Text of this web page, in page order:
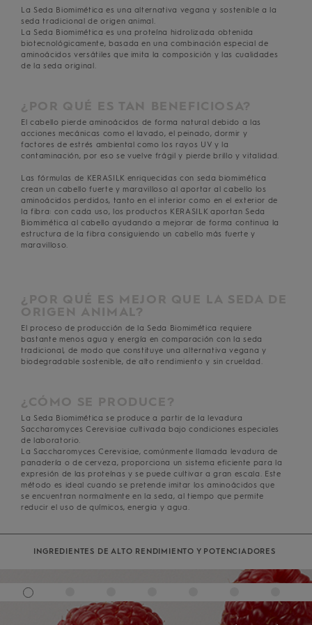
La Seda Biomimética es una alternativa vegana y sostenible a la
seda tradicional de origen animal.
La Seda Biomimética es una proteína hidrolizada obtenida
biotecnológicamente, basada en una combinación especial de
aminoácidos versátiles que imita la composición y las cualidades
de la seda original.
¿POR QUÉ ES TAN BENEFICIOSA?
El cabello pierde aminoácidos de forma natural debido a las
acciones mecánicas como el lavado, el peinado, dormir y
factores de estrés ambiental como los rayos UV y la
contaminación, por eso se vuelve frágil y pierde brillo y vitalidad.
Las fórmulas de KERASILK enriquecidas con seda biomimética
crean un cabello fuerte y maravilloso al aportar al cabello los
aminoácidos perdidos, tanto en el interior como en el exterior de
la fibra: con cada uso, los productos KERASILK aportan Seda
Biomimética al cabello ayudando a mejorar de forma continua la
estructura de la fibra consiguiendo un cabello más fuerte y
maravilloso.
¿POR QUÉ ES MEJOR QUE LA SEDA DE
ORIGEN ANIMAL?
El proceso de producción de la Seda Biomimética requiere
bastante menos agua y energía en comparación con la seda
tradicional, de modo que constituye una alternativa vegana y
biodegradable sostenible, de alto rendimiento y sin crueldad.
¿CÓMO SE PRODUCE?
La Seda Biomimética se produce a partir de la levadura
Saccharomyces Cerevisiae cultivada bajo condiciones especiales
de laboratorio.
La Saccharomyces Cerevisiae, comúnmente llamada levadura de
panadería o de cerveza, proporciona un sistema eficiente para la
expresión de las proteínas y se puede cultivar a gran escala. Este
método es ideal cuando se pretende imitar los aminoácidos que
se encuentran normalmente en la seda, al tiempo que permite
reducir el uso de químicos, energia y agua.
INGREDIENTES DE ALTO RENDIMIENTO Y POTENCIADORES